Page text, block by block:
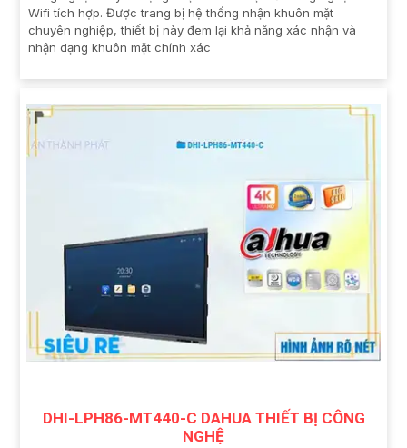
Wifi tích hợp. Được trang bị hệ thống nhận khuôn mặt
chuyên nghiệp, thiết bị này đem lại khả năng xác nhận và
nhận dạng khuôn mặt chính xác
DHI-LPH86-MT440-C DAHUA THIẾT BỊ CÔNG
NGHỆ